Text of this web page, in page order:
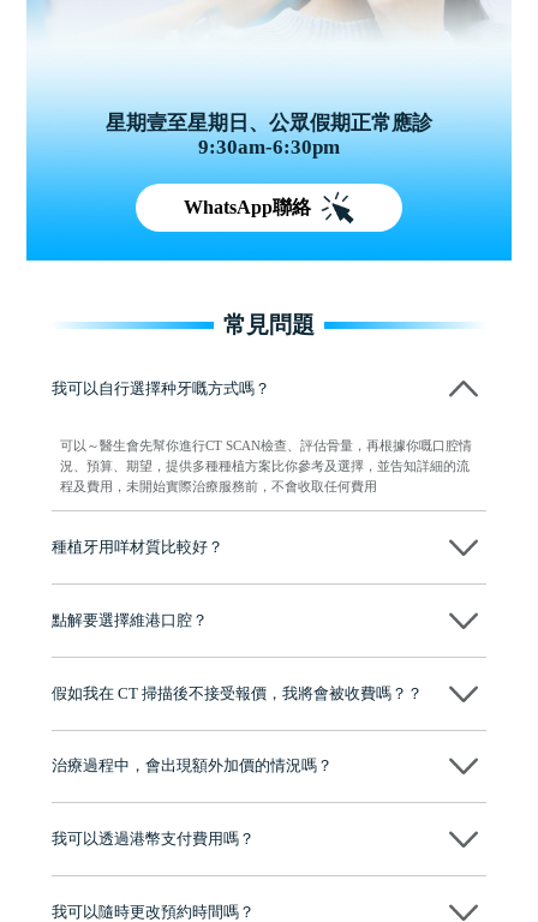
星期壹至星期日、公眾假期正常應診
9:30am-6:30pm
WhatsApp聯絡
常見問題
我可以自行選擇种牙嘅方式嗎？
可以～醫生會先幫你進行CT SCAN檢查、評估骨量，再根據你嘅口腔情
況、預算、期望，提供多種種植方案比你參考及選擇，並告知詳細的流
程及費用，未開始實際治療服務前，不會收取任何費用
種植牙用咩材質比較好？
點解要選擇維港口腔？
牌」、「2025香港企業領袖品牌」，是諾貝爾種植系統全球放心植牙中
至今已服務超過三十個國家和地區的顧客，受到粵港澳大灣區及周邊城
市市民極高的口碑評價及信任推薦 珠海、深圳設有八大分院，香港亦設
有咨詢及服務保障中心，有任何問題都可以隨時預約免費咨詢，讓人十
假如我在 CT 掃描後不接受報價，我將會被收費嗎？？
治療過程中，會出現額外加價的情況嗎？
不會，治療前我們會詳細說明治療方案及對應的價錢，顧客同意並簽字
我可以透過港幣支付費用嗎？
我可以隨時更改預約時間嗎？